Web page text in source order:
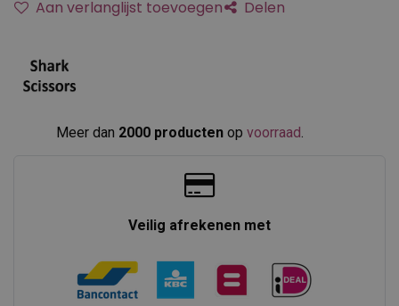
Aan verlanglijst toevoegen Delen
Meer dan 2000 producten op voorraad.​
Veilig afrekenen met